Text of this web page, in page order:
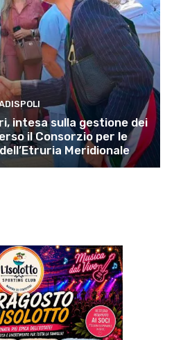
intesa sulla gestione dei
il Consorzio per le
Meridionale